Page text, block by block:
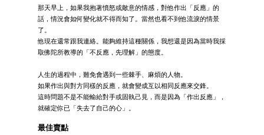
那天早上，如果我抱著憤怒或敵意的情感，對他作出「反應」的
話，情況會如何變化就不得而知了。當然也看不到他流淚的情景
了。
他現在還常跟我連絡。能夠維持這種關係，我想還是因為當時我採
取佛陀所教導的「不反應，先理解」的態度。
人生的過程中，難免會遇到一些棘手、麻煩的人物。
如果作出與對方同樣的反應，就會變成互以相同反應來交鋒。
這時問題不是不能輸給對手或固執己見，而是因為「作出反應」，
就確定你已「失去了自己的心」。
最佳賣點